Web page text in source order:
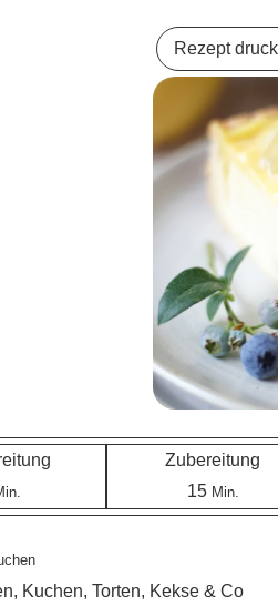
Rezept
Zubereitung
15 Min.
Kuchen, Torten, Kekse & Co